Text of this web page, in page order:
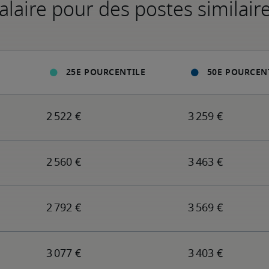
pour des postes